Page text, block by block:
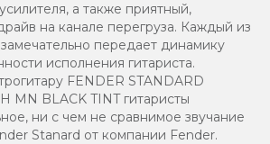
а также приятный,
на канале перегруза. Каждый из
передает динамику
исполнения гитариста.
FENDER STANDARD
MN BLACK TINT гитаристы
ни с чем не сравнимое звучание
Stanard от компании Fender.